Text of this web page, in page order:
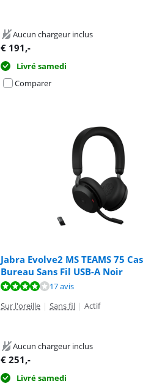
Aucun chargeur inclus
€ 191,-
Livré samedi
Comparer
Jabra Evolve2 MS TEAMS 75
Bureau Sans Fil USB-A Noir
17 avis
Sur l'oreille | Sans fil | Actif
Aucun chargeur inclus
€ 251,-
Livré samedi